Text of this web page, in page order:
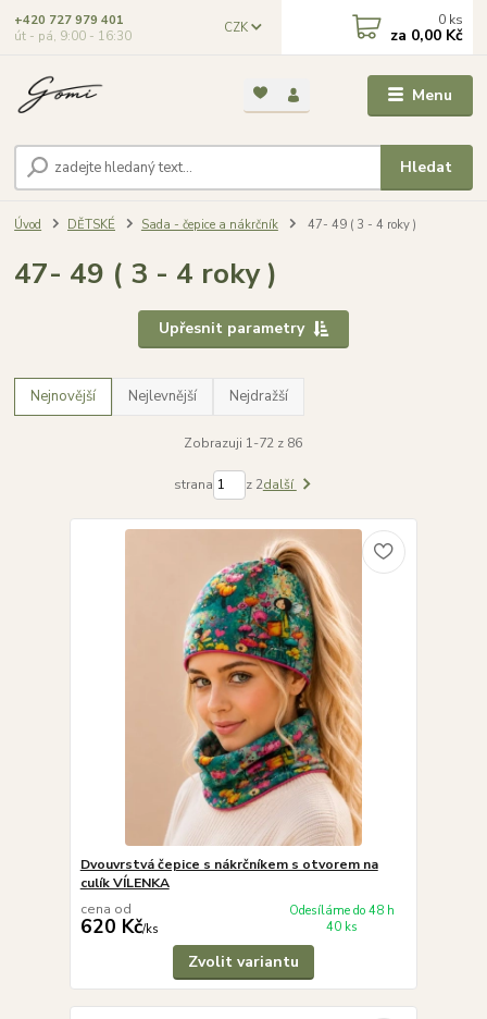
Menu
CZK
Hledat
+420 727 979 401
út - pá, 9:00 - 16:30
0 ks
za 0,00 Kč
Úvod DĚTSKÉ Sada - čepice a nákrčník 47- 49 ( 3 - 4 roky )
47- 49 ( 3 - 4 roky )
Upřesnit parametry
Nejnovější Nejlevnější Nejdražší
Zobrazuji 1-72 z 86
strana z 2další
Dvouvrstvá čepice s nákrčníkem s otvorem na
culík VÍLENKA
cena od
620 Kč/ks
Odesíláme do 48 h
40 ks
Zvolit variantu